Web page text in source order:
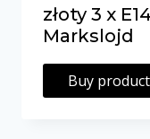
złoty 3 x
Markslojd
Buy product